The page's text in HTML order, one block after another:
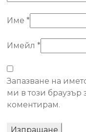
Име *
Имейл *
Запазване на
ми в този браузър
коментирам.